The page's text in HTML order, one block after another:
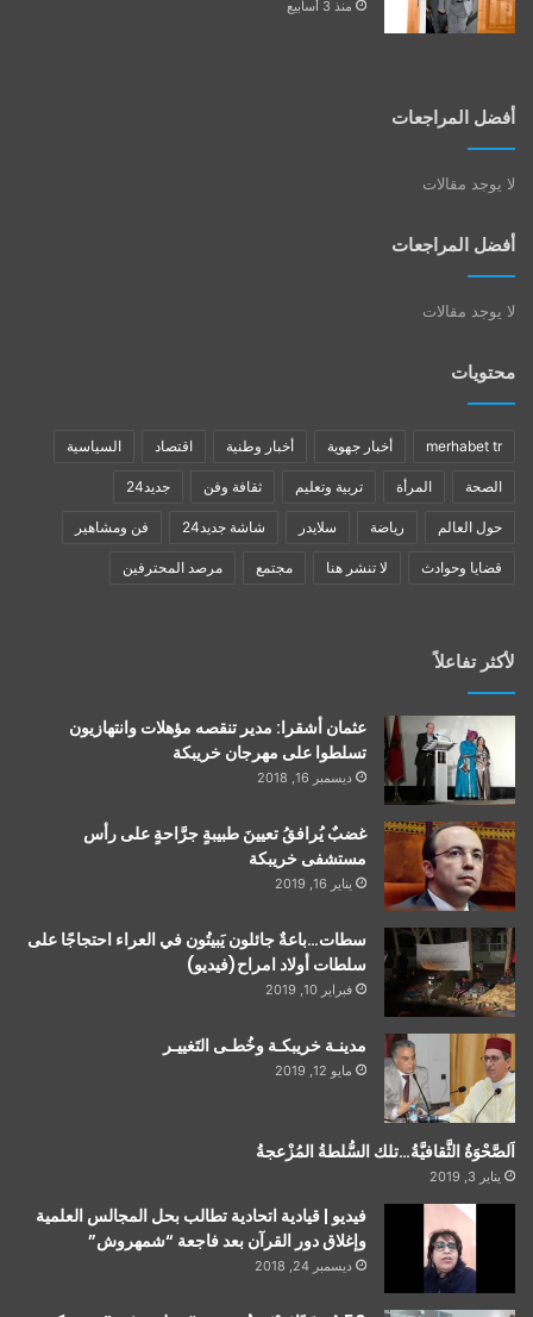
منذ 3 أسابيع
أفضل المراجعات
لا يوجد مقالات
أفضل المراجعات
لا يوجد مقالات
محتويات
merhabet tr أخبار جهوية أخبار وطنية اقتصاد السياسية
الصحة المرأة تربية وتعليم ثقافة وفن جديد24
حول العالم رياضة سلايدر شاشة جديد24 فن ومشاهير
قضايا وحوادث لا تنشر هنا مجتمع مرصد المحترفين
لأكثر تفاعلاً
عثمان أشقرا: مدير تنقصه مؤهلات وانتهازيون
تسلطوا على مهرجان خريبكة
ديسمبر 16, 2018
غضبٌ يُرافقُ تعيينَ طبيبةٍ جرَّاحةٍ على رأس
مستشفى خريبكة
يناير 16, 2019
سطات…باعةٌ جائلون يَبيتُون في العراء احتجاجًا على
سلطات أولاد امراح(فيديو)
فبراير 10, 2019
مدينـة خريبكـة وخُطـى التَغييـر
مايو 12, 2019
اَلصَّحْوَةُ الثَّقافيَّةُ…تلك السُّلطةُ المُزْعجةُ
يناير 3, 2019
فيديو | قيادية اتحادية تطالب بحل المجالس العلمية
وإغلاق دور القرآن بعد فاجعة “شمهروش”
ديسمبر 24, 2018